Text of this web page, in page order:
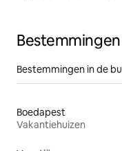
Bestemmingen in de
Boedapest
Vakantiehuizen